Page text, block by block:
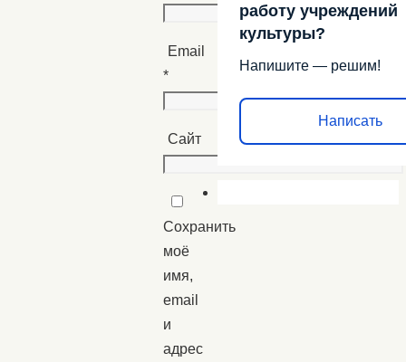
Email
*
Сайт
Сохранить
моё
имя,
email
и
адрес
работу учреждений
культуры?
Напишите — решим!
Написать